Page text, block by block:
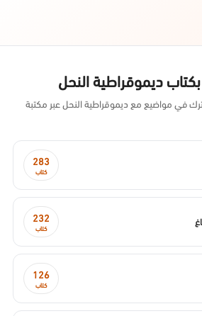
ديموقراطية النحل
في مواضيع مع ديموقراطية النحل عبر مكتبة
283
كتاب
232
كتاب
126
كتاب